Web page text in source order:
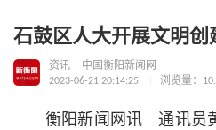
石鼓区人大开展文明创
资讯
中国衡阳新闻网
2023-06-21 20:14:25
浏览量：
衡阳新闻网讯 通讯员